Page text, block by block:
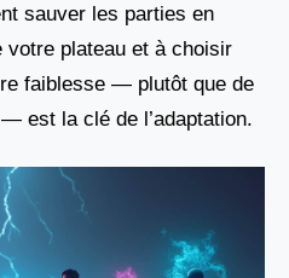
sauver les parties en
votre plateau et à choisir
faiblesse — plutôt que de
est la clé de l’adaptation.